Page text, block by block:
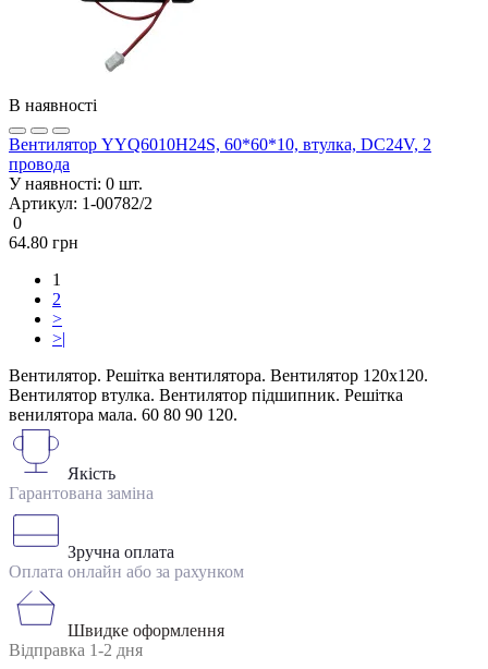
В наявності
Вентилятор YYQ6010H24S, 60*60*10, втулка, DC24V, 2
провода
У наявності: 0 шт.
Артикул: 1-00782/2
0
64.80 грн
1
2
>
>|
Вентилятор. Решітка вентилятора. Вентилятор 120х120.
Вентилятор втулка. Вентилятор підшипник. Решітка
венилятора мала. 60 80 90 120.
Якість
Гарантована заміна
Зручна оплата
Оплата онлайн або за рахунком
Швидке оформлення
Відправка 1-2 дня